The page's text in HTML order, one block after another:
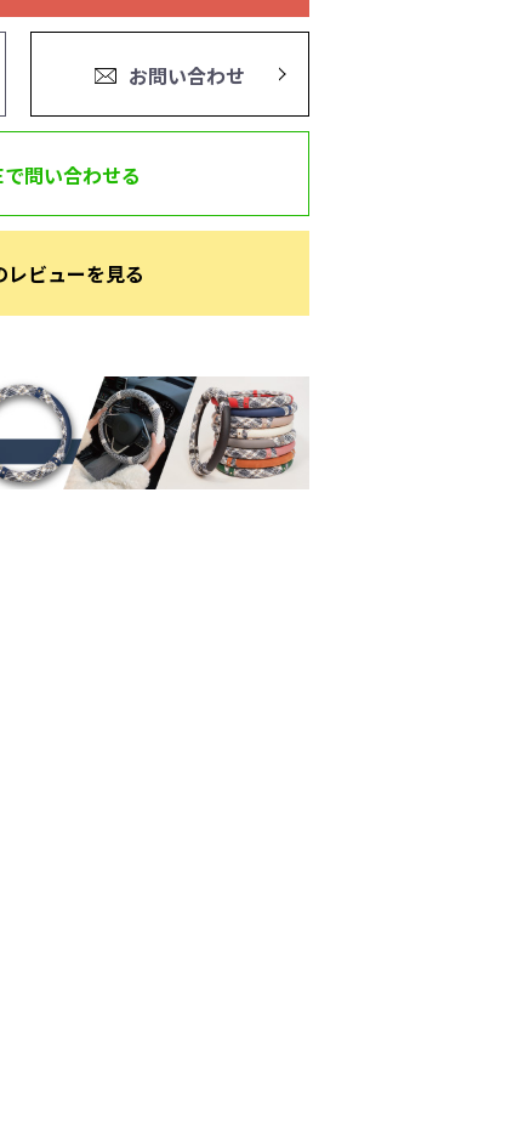
お問い合わせ
で問い合わせる
レビューを見る